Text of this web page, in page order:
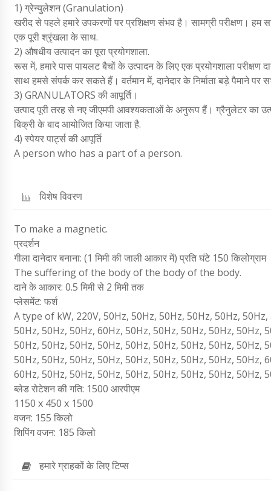
1) ग्रेन्युलेशन (Granulation)
खरीद से पहले हमारे उपकरणों पर प्रशिक्षण संभव है। सामग्री परीक्षण।
एक पूरी श्रृंखला के साथ.
2) औषधीय उत्पादन का पूरा प्रयोगशाला.
रूस में, हमारे पास पायलट बैचों के उत्पादन के लिए एक प्रयोगशाला परीक्षण
साथ हमसे संपर्क कर सकते हैं। वर्तमान में, दानेदार के निर्माता बड़े पैमाने
3) GRANULATORS की आपूर्ति।
उत्पाद पूरी तरह से नए जीएमपी आवश्यकताओं के अनुरूप हैं। ग्रैनुलेटर का
बिक्री के बाद आयोजित किया जाता है.
4) स्पेयर पार्ट्स की आपूर्ति
A person who has a part of a person.
विशेष विवरण
To make a magnetic.
प्रदर्शन
गीला दानेदार बनाना: (1 मिमी की जाली आकार में) प्रति घंटे 150 किलोग्राम
The suffering of the body of the body of the body.
दाने के आकार: 0.5 मिमी से 2 मिमी तक
प्लेसमेंट: फर्श
A type of kW, 220V, 50Hz, 50Hz, 50Hz, 50Hz, 50Hz,
50Hz, 50Hz, 50Hz, 60Hz, 50Hz, 50Hz, 50Hz, 50Hz, 50Hz,
50Hz, 50Hz, 50Hz, 50Hz, 50Hz, 50Hz, 50Hz, 50Hz, 50Hz,
50Hz, 50Hz, 50Hz, 50Hz, 50Hz, 50Hz, 50Hz, 50Hz, 50Hz,
60Hz, 50Hz, 50Hz, 50Hz, 50Hz, 50Hz, 50Hz, 50Hz, 50Hz,
ब्लेड रोटेशन की गति: 1500 आरपीएम
1150 x 450 x 1500
वजन: 155 किलो
शिपिंग वजन: 185 किलो
हमारे ग्राहकों के लिए टिप्स